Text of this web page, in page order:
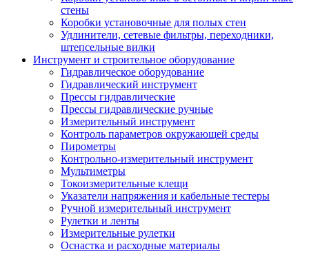
стены
Коробки установочные для полых стен
Удлинители, сетевые фильтры, переходники,
штепсельные вилки
Инструмент и строительное оборудование
Гидравлическое оборудование
Гидравлический инструмент
Прессы гидравлические
Прессы гидравлические ручные
Измерительный инструмент
Контроль параметров окружающей среды
Пирометры
Контрольно-измерительный инструмент
Мультиметры
Токоизмерительные клещи
Указатели напряжения и кабельные тестеры
Ручной измерительный инструмент
Рулетки и ленты
Измерительные рулетки
Оснастка и расходные материалы